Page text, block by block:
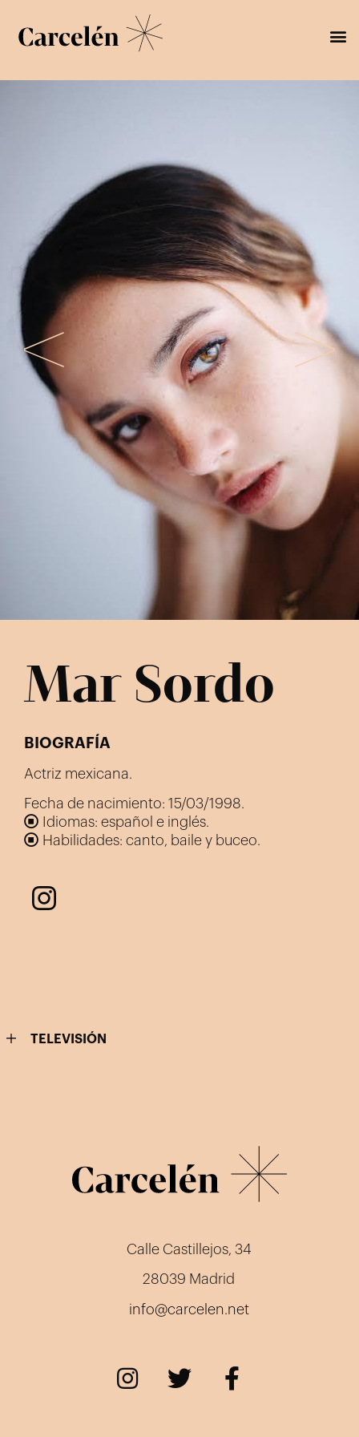
Mar Sordo
BIOGRAFÍA
Actriz mexicana.
Fecha de nacimiento: 15/03/1998.
Idiomas: español e inglés.
Habilidades: canto, baile y buceo.
TELEVISIÓN
Calle Castillejos, 34
28039 Madrid
info@carcelen.net